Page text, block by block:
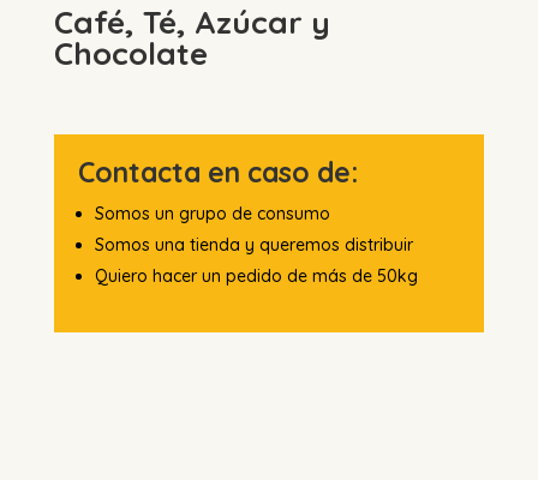
Café, Té, Azúcar y
Chocolate
Contacta en caso de:
Somos un grupo de consumo
Somos una tienda y queremos distribuir
Quiero hacer un pedido de más de 50kg